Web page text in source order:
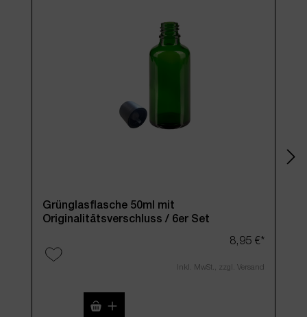
Grünglasflasche 50ml mit
Originalitätsverschluss / 6er Set
8,95 €*
Inkl. MwSt., zzgl. Versand
Produkt Anzahl: Gib den gewünschten